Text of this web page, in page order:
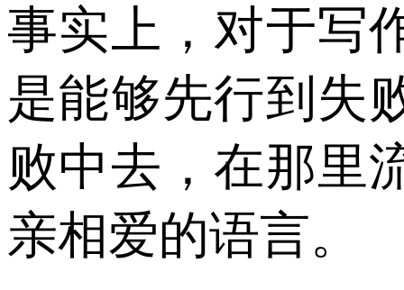
事实上，对于写
是能够先行到失
败中去，在那里
亲相爱的语言。